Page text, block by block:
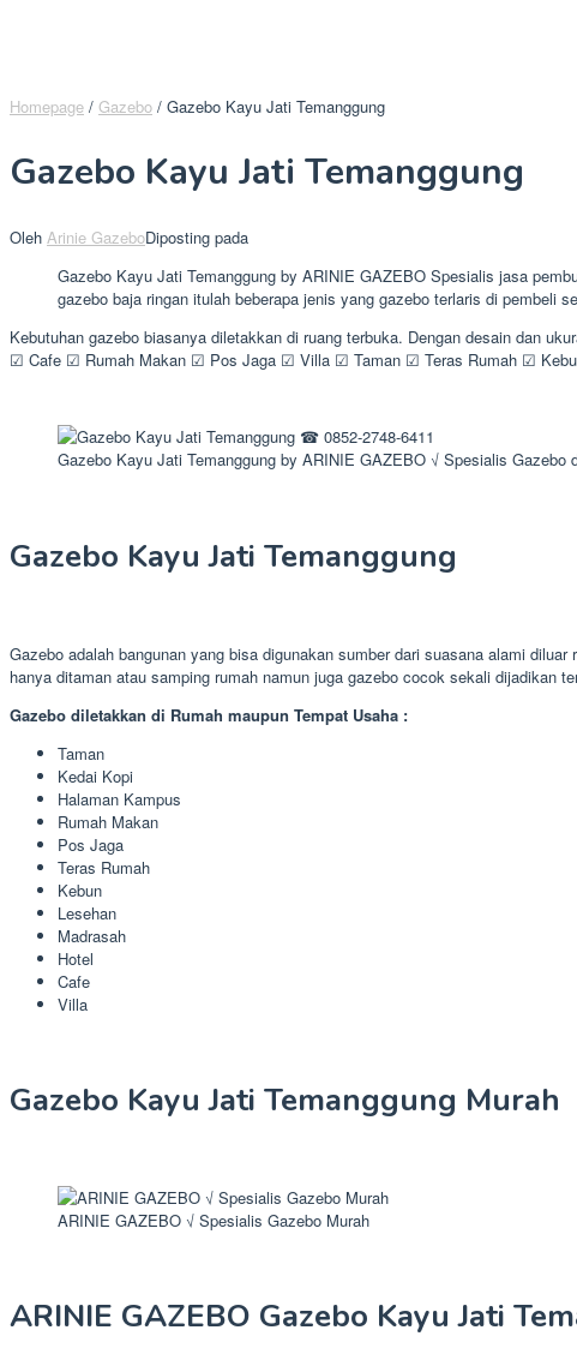
Homepage / Gazebo / Gazebo Kayu Jati Temanggung
Gazebo Kayu Jati Temanggung
Oleh Arinie GazeboDiposting pada
Gazebo Kayu Jati Temanggung by ARINIE GAZEBO Spesialis jasa
gazebo baja ringan itulah beberapa jenis yang gazebo terlaris di pembeli
Kebutuhan gazebo biasanya diletakkan di ruang terbuka. Dengan desain dan
☑ Cafe ☑ Rumah Makan ☑ Pos Jaga ☑ Villa ☑ Taman ☑ Teras Rumah ☑
Gazebo Kayu Jati Temanggung by ARINIE GAZEBO √ Spesialis Gazebo
Gazebo Kayu Jati Temanggung
Gazebo adalah bangunan yang bisa digunakan sumber dari suasana alami
hanya ditaman atau samping rumah namun juga gazebo cocok sekali dijadikan
Gazebo diletakkan di Rumah maupun Tempat Usaha :
Taman
Kedai Kopi
Halaman Kampus
Rumah Makan
Pos Jaga
Teras Rumah
Kebun
Lesehan
Madrasah
Hotel
Cafe
Villa
Gazebo Kayu Jati Temanggung Murah
ARINIE GAZEBO √ Spesialis Gazebo Murah
ARINIE GAZEBO Gazebo Kayu Jati